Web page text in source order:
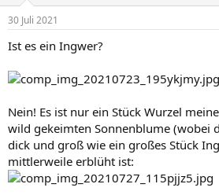
e
:
30 Juli 2021
Ist es ein Ingwer?
Nein! Es ist nur ein Stück Wurzel
wild gekeimten Sonnenblume (wobei
dick und groß wie ein großes Stück
mittlerweile erblüht ist: